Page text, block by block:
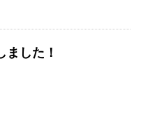
ました！